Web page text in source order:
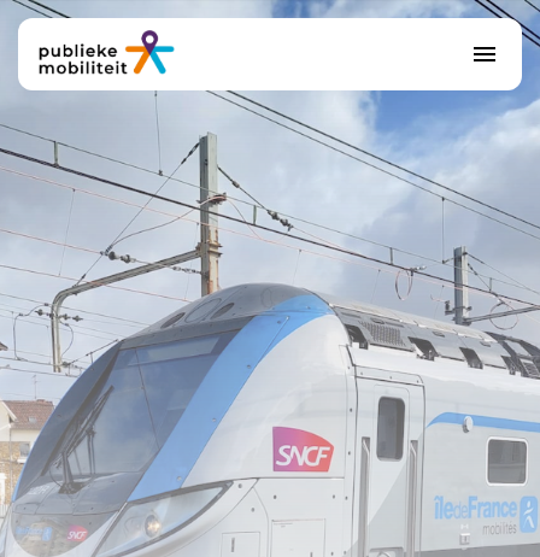
Actualiteit
Adviseurs
Over ons
Contact